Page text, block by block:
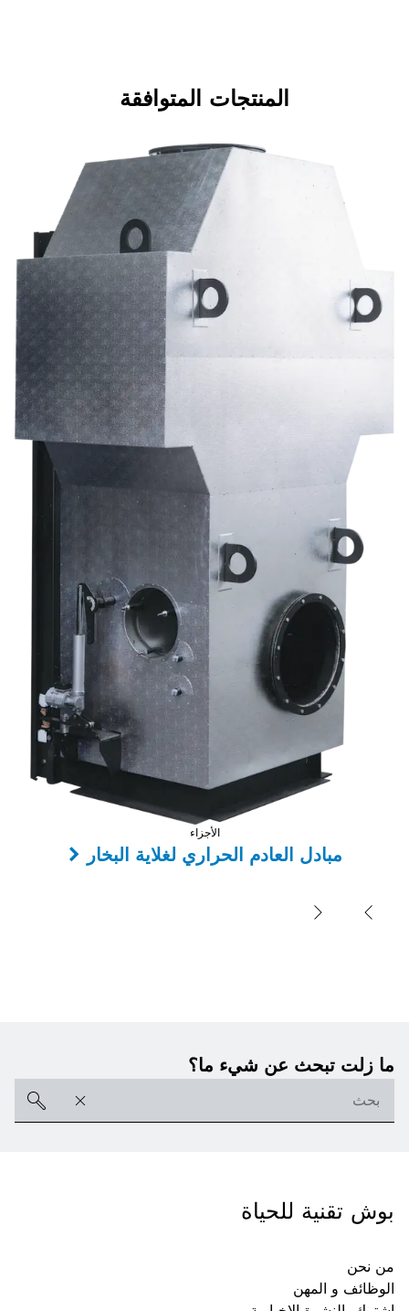
المنتجات المتوافقة
الأجزاء
مبادل العادم الحراري لغلاية البخار
ما زلت تبحث عن شيء ما؟
بوش تقنية للحياة
من نحن
الوظائف و المهن